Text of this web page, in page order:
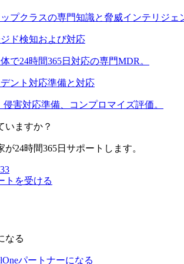
プクラスの専門知識と脅威インテリジェ
ド検知および対応
で24時間365日対応の専門MDR。
ント対応準備と対応
侵害対応準備、コンプロマイズ評価。
いますか？
が24時間365日サポートします。
トを受ける
なる
パートナーになる